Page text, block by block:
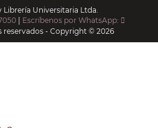
Universitaria Ltda.
| Escríbenos por WhatsApp:
reservados - Copyright © 2026